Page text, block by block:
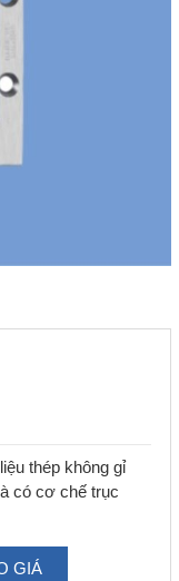
thép không gỉ
có cơ chế trục
GIÁ